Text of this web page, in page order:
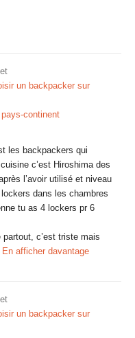
un backpacker sur
continent
les backpackers qui
c’est Hiroshima des
l’avoir utilisé et niveau
dans les chambres
tu as 4 lockers pr 6
c’est triste mais
En afficher davantage
un backpacker sur